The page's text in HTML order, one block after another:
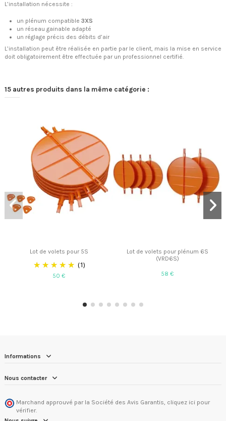
L’installation nécessite :
un plénum compatible 3XS
un réseau gainable adapté
un réglage précis des débits d’air
L’installation peut être réalisée en partie par le client, mais la mise en service
doit obligatoirement être effectuée par un professionnel certifié.
15 autres produits dans la même catégorie :
Lot de volets pour 5S
(1)
50 €
Lot de volets pour plénum 6S
(VRD6S)
58 €
Informations
Nous contacter
Marchand approuvé par la Société des Avis Garantis, cliquez ici pour
vérifier.